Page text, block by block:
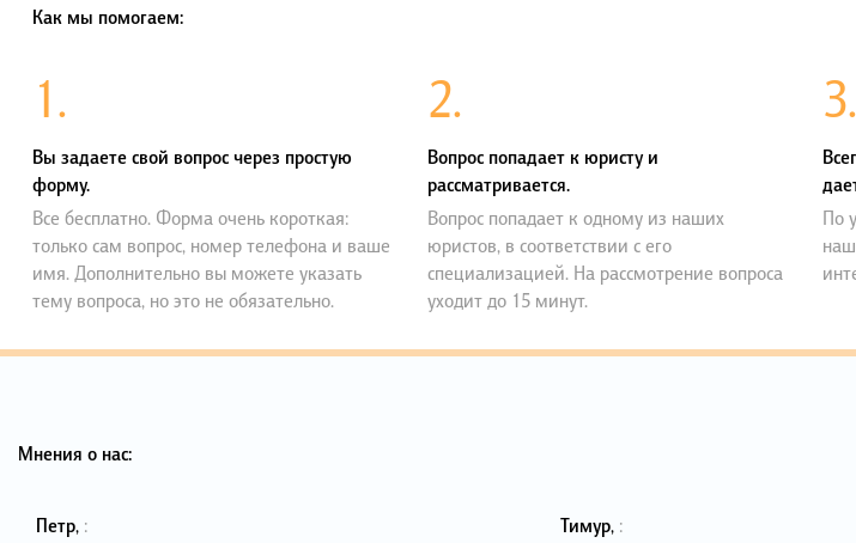
Как мы помогаем:
1.
Вы задаете свой вопрос через простую
форму.
Все бесплатно. Форма очень короткая:
только сам вопрос, номер телефона и ваше
имя. Дополнительно вы можете указать
тему вопроса, но это не обязательно.
2.
Вопрос попадает к юристу и
рассматривается.
Вопрос попадает к одному из наших
юристов, в соответствии с его
специализацией. На рассмотрение вопроса
уходит до 15 минут.
3.
По
Мнения о нас:
Петр, :
Тимур, :